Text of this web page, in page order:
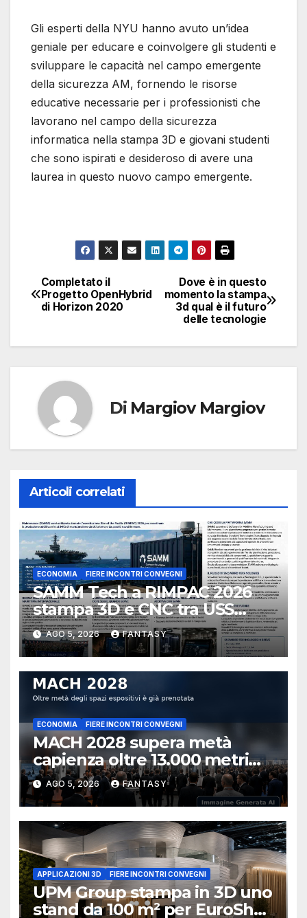
Gli esperti della NYU hanno avuto un’idea
geniale per educare e coinvolgere gli studenti e
sviluppare le capacità nel campo emergente
della sicurezza AM, fornendo le risorse
educative necessarie per i professionisti che
lavorano nel campo della sicurezza
informatica nella stampa 3D e giovani studenti
che sono ispirati e desideroso di avere una
laurea in questo nuovo campo emergente.
Navigazione
articoli
Dove è in questo
momento la stampa
3d qual è il futuro
delle tecnologie
Completato il
Progetto OpenHybrid
di Horizon 2020
Di Margiov Margiov
Articoli correlati
ECONOMIA FIERE INCONTRI CONVEGNI
SAMM Tech a RIMPAC 2026
stampa 3D e CNC tra USS
Essex e Schofield Barracks
AGO 5, 2026 FANTASY
ECONOMIA FIERE INCONTRI CONVEGNI
MACH 2028 supera metà
capienza oltre 13.000 metri
quadrati già prenotati
AGO 5, 2026 FANTASY
APPLICAZIONI 3D FIERE INCONTRI CONVEGNI
UPM Group stampa in 3D uno
stand da 100 m² per EuroShop